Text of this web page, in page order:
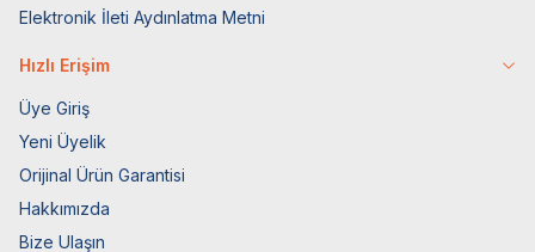
Elektronik İleti Aydınlatma Metni
Hızlı Erişim
Üye Giriş
Yeni Üyelik
Orijinal Ürün Garantisi
Hakkımızda
Bize Ulaşın